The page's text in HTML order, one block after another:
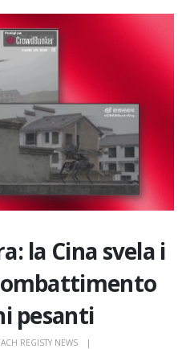
la Cina svela i
pesanti
REGISTY NEWS